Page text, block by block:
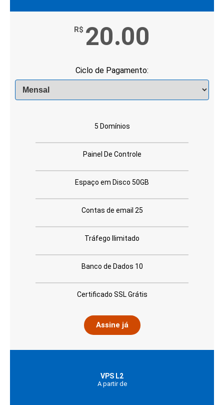
R$ 20.00
Ciclo de Pagamento:
5 Domínios
Painel De Controle
Espaço em Disco 50GB
Contas de email 25
Tráfego Ilimitado
Banco de Dados 10
Certificado SSL Grátis
Assine já
VPS L2
A partir de